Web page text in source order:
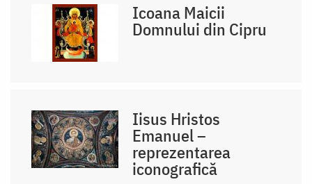
Icoana Maicii
Domnului din Cipru
Iisus Hristos
Emanuel –
reprezentarea
iconografică